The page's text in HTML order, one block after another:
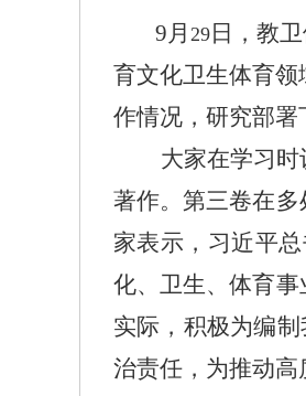
9月 29日，教
育文化卫生体育
作情况，研究部署
大家在学习
著作。第三卷在
家表示，习近平
化、卫生、体育
实际，积极为编
治责任，为推动